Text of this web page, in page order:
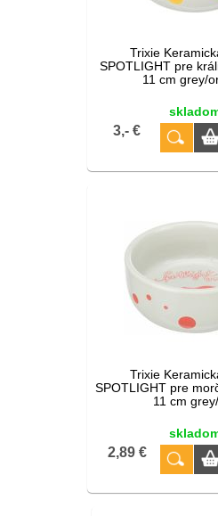
Trixie
SPOTLIGHT pre
11 cm grey/
3,- €
Trixie
SPOTLIGHT pre
11 cm
2,89 €